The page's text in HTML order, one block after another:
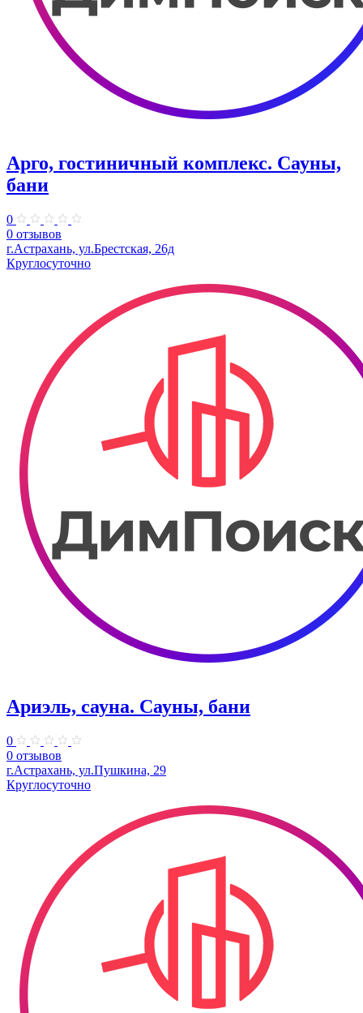
Арго, гостиничный комплекс. Сауны,
бани
0
0 отзывов
г.Астрахань, ул.Брестская, 26д
Круглосуточно
Ариэль, сауна. Сауны, бани
0
0 отзывов
г.Астрахань, ул.Пушкина, 29
Круглосуточно